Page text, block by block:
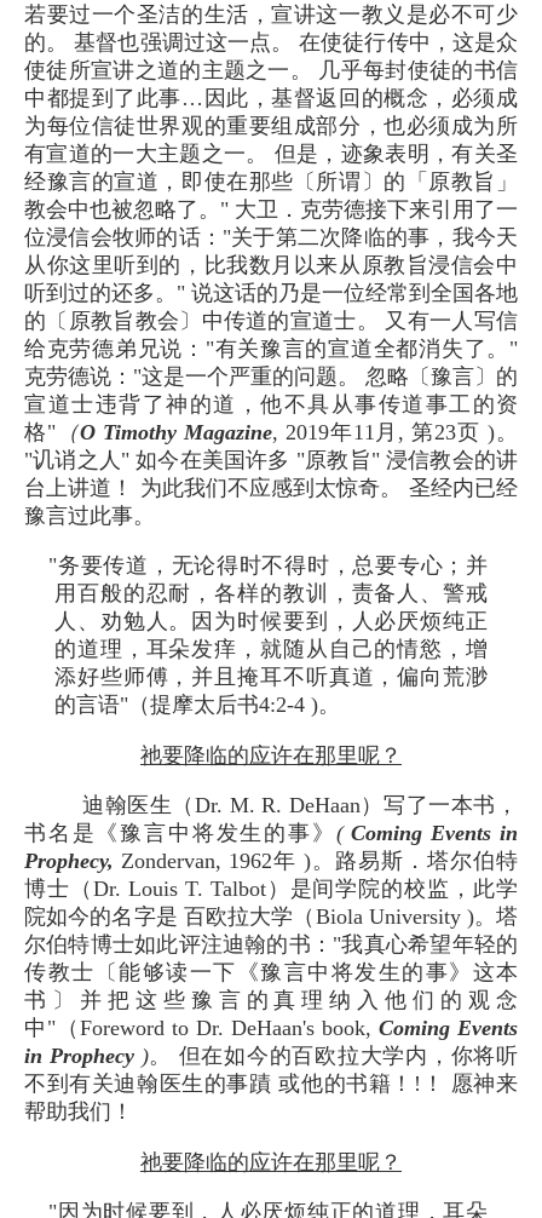
若要过一个圣洁的生活，宣讲这一教义是必不可少
的。 基督也强调过这一点。 在使徒行传中，这是众
使徒所宣讲之道的主题之一。 几乎每封使徒的书信
中都提到了此事…因此，基督返回的概念，必须成
为每位信徒世界观的重要组成部分，也必须成为所
有宣道的一大主题之一。 但是，迹象表明，有关圣
经豫言的宣道，即使在那些〔所谓〕的「原教旨」
教会中也被忽略了。" 大卫．克劳德接下来引用了一
位浸信会牧师的话："关于第二次降临的事，我今天
从你这里听到的，比我数月以来从原教旨浸信会中
听到过的还多。" 说这话的乃是一位经常到全国各地
的〔原教旨教会〕中传道的宣道士。 又有一人写信
给克劳德弟兄说："有关豫言的宣道全都消失了。"
克劳德说："这是一个严重的问题。 忽略〔豫言〕的
宣道士违背了神的道，他不具从事传道事工的资
格"（O Timothy Magazine, 2019年11月, 第23页 )。
"讥诮之人" 如今在美国许多 "原教旨" 浸信教会的讲
台上讲道！ 为此我们不应感到太惊奇。 圣经内已经
豫言过此事。
"务要传道，无论得时不得时，总要专心；并
用百般的忍耐，各样的教训，责备人、警戒
人、劝勉人。因为时候要到，人必厌烦纯正
的道理，耳朵发痒，就随从自己的情慾，增
添好些师傅，并且掩耳不听真道，偏向荒渺
的言语"（提摩太后书4:2-4 )。
祂要降临的应许在那里呢？
迪翰医生（Dr. M. R. DeHaan）写了一本书，
书名是《豫言中将发生的事》 ( Coming Events in
Prophecy, Zondervan, 1962年 )。路易斯．塔尔伯特
博士（Dr. Louis T. Talbot）是间学院的校监，此学
院如今的名字是 百欧拉大学（Biola University )。塔
尔伯特博士如此评注迪翰的书："我真心希望年轻的
传教士〔能够读一下《豫言中将发生的事》这本
书〕并把这些豫言的真理纳入他们的观念
中"（Foreword to Dr. DeHaan's book, Coming Events
in Prophecy )。 但在如今的百欧拉大学内，你将听
不到有关迪翰医生的事蹟 或他的书籍！!！ 愿神来
帮助我们！
祂要降临的应许在那里呢？
"因为时候要到，人必厌烦纯正的道理，耳朵